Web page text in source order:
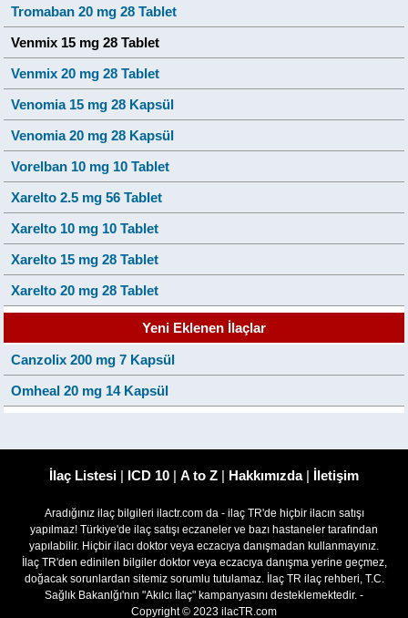
Tromaban 20 mg 28 Tablet
Venmix 15 mg 28 Tablet
Venmix 20 mg 28 Tablet
Venomia 15 mg 28 Kapsül
Venomia 20 mg 28 Kapsül
Vorelban 10 mg 10 Tablet
Xarelto 2.5 mg 56 Tablet
Xarelto 10 mg 10 Tablet
Xarelto 15 mg 28 Tablet
Xarelto 20 mg 28 Tablet
Yeni Eklenen İlaçlar
Canzolix 200 mg 7 Kapsül
Omheal 20 mg 14 Kapsül
İlaç Listesi | ICD 10 | A to Z | Hakkımızda| İletişim
Aradığınız ilaç bilgileri ilactr.com da - ilaç TR'de hiçbir ilacın satışı
yapılmaz! Türkiye'de ilaç satışı eczaneler ve bazı hastaneler tarafından
yapılabilir. Hiçbir ilacı doktor veya eczacıya danışmadan kullanmayınız.
İlaç TR'den edinilen bilgiler doktor veya eczacıya danışma yerine geçmez,
doğacak sorunlardan sitemiz sorumlu tutulamaz. İlaç TR ilaç rehberi, T.C.
Sağlık Bakanlğı'nın "Akılcı İlaç" kampanyasını desteklemektedir. -
Copyright © 2023 ilacTR.com